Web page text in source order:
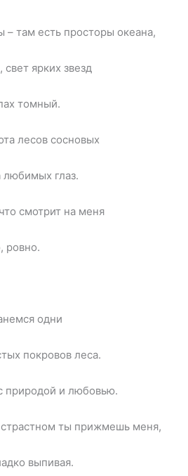
– там есть просторы океана,
ярких звезд
томный.
лесов сосновых
любимых глаз.
смотрит на меня
ровно.
одни
покровов леса.
природой и любовью.
ты прижмешь меня,
выпивая.